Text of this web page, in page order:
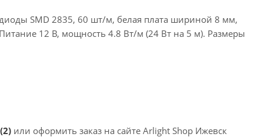
SMD 2835, 60 шт/м, белая плата шириной 8 мм,
12 В, мощность 4.8 Вт/м (24 Вт на 5 м). Размеры
или оформить заказ на сайте Arlight Shop Ижевск